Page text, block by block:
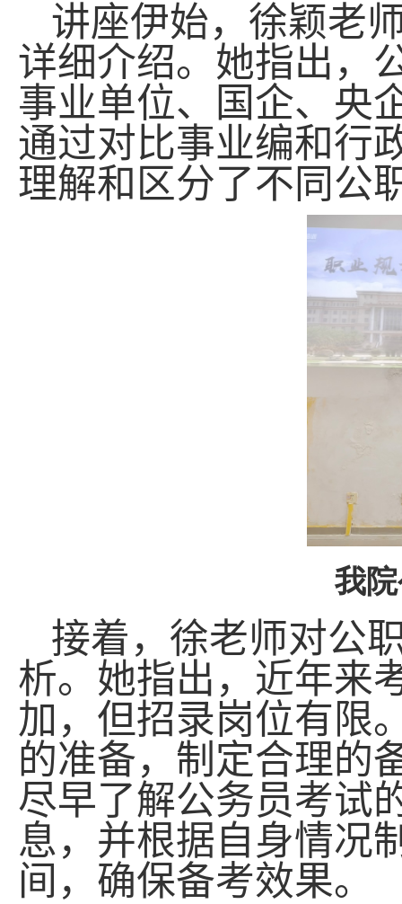
讲座伊始，徐颖老
详细介绍。她指出，
事业单位、国企、央
通过对比事业编和行
理解和区分了不同公
我
接着，徐老师对公
析。她指出，近年来
加，但招录岗位有限
的准备，制定合理的
尽早了解公务员考试
息，并根据自身情况
间，确保备考效果。